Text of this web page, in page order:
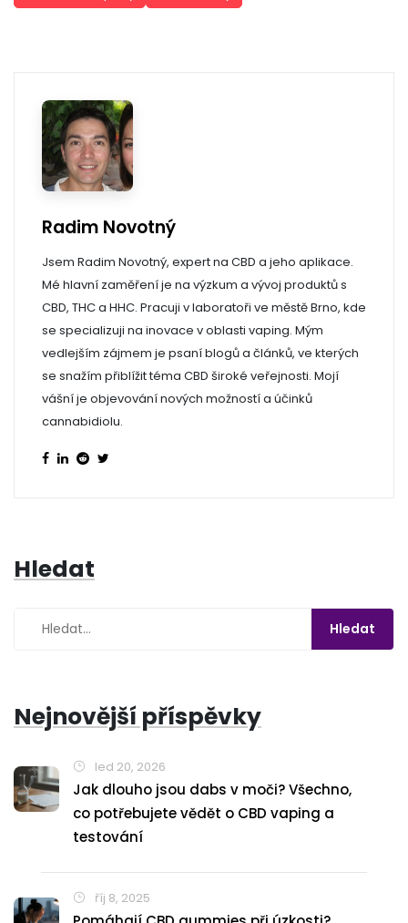
Radim Novotný
Jsem Radim Novotný, expert na CBD a jeho aplikace.
Mé hlavní zaměření je na výzkum a vývoj produktů s
CBD, THC a HHC. Pracuji v laboratoři ve městě Brno, kde
se specializuji na inovace v oblasti vaping. Mým
vedlejším zájmem je psaní blogů a článků, ve kterých
se snažím přiblížit téma CBD široké veřejnosti. Mojí
vášní je objevování nových možností a účinků
cannabidiolu.
Hledat
Nejnovější příspěvky
led 20, 2026
Jak dlouho jsou dabs v moči? Všechno,
co potřebujete vědět o CBD vaping a
testování
říj 8, 2025